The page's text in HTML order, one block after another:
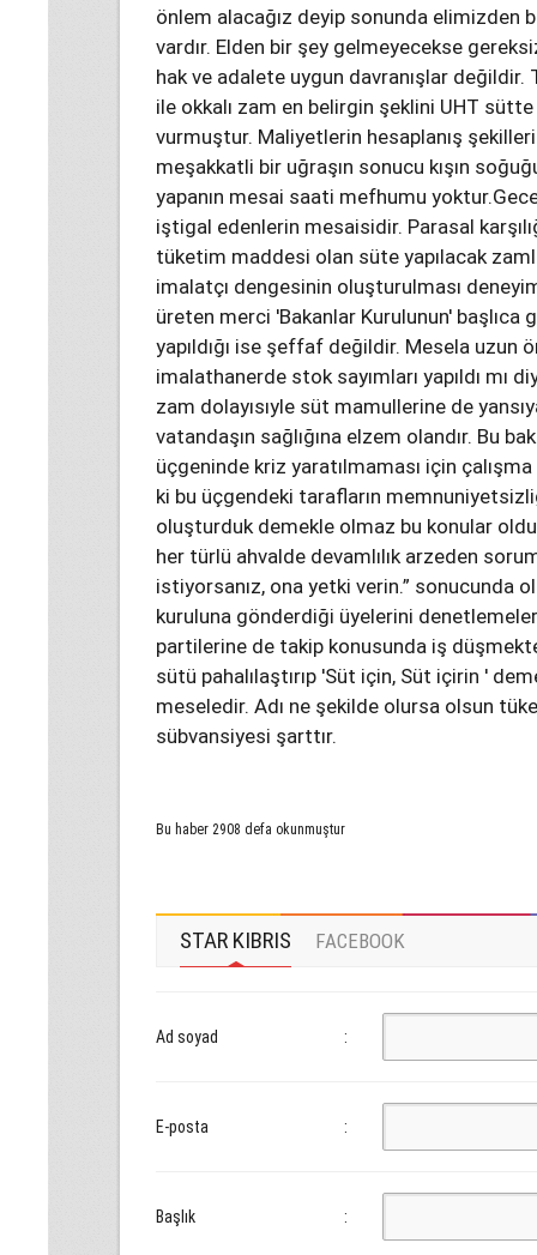
önlem alacağız deyip sonunda elimizden
vardır. Elden bir şey gelmeyecekse
hak ve adalete uygun davranışlar
ile okkalı zam en belirgin şeklini UHT
vurmuştur. Maliyetlerin hesaplanış
meşakkatli bir uğraşın sonucu kışın
yapanın mesai saati mefhumu
iştigal edenlerin mesaisidir. Parasal
tüketim maddesi olan süte yapılacak
imalatçı dengesinin oluşturulması
üreten merci 'Bakanlar Kurulunun' başlıca
yapıldığı ise şeffaf değildir. Mesela uzun
imalathanerde stok sayımları yapıldı mı
zam dolayısıyle süt mamullerine de
vatandaşın sağlığına elzem olandır. Bu
üçgeninde kriz yaratılmaması için
ki bu üçgendeki tarafların
oluşturduk demekle olmaz bu konular
her türlü ahvalde devamlılık arzeden
istiyorsanız, ona yetki verin.” sonucunda
kuruluna gönderdiği üyelerini
partilerine de takip konusunda iş
sütü pahalılaştırıp 'Süt için, Süt içirin '
meseledir. Adı ne şekilde olursa olsun
sübvansiyesi şarttır.
Bu haber 2908 defa okunmuştur
STAR KIBRIS FACEBOOK
Ad soyad :
E-posta :
Başlık :